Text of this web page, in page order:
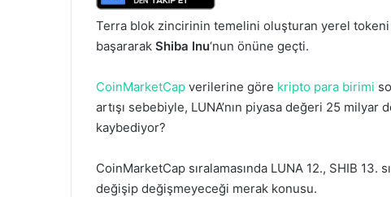
Terra blok zincirinin temelini oluşturan yerel tokeni
başararak Shiba Inu‘nun önüne geçti.
CoinMarketCap verilerine göre kripto para birimi
artışı sebebiyle, LUNA’nın piyasa değeri 25 milyar
kaybediyor?
CoinMarketCap sıralamasında LUNA 12., SHIB 13.
değişip değişmeyeceği merak konusu.